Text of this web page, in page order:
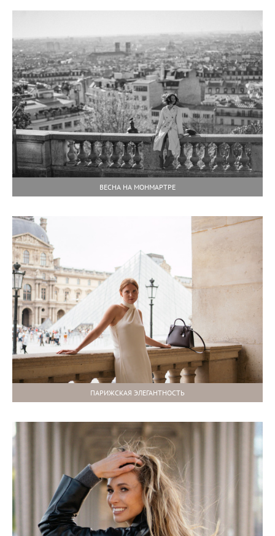
ВЕСНА НА МОНМАРТРЕ
ПАРИЖСКАЯ ЭЛЕГАНТНОСТЬ